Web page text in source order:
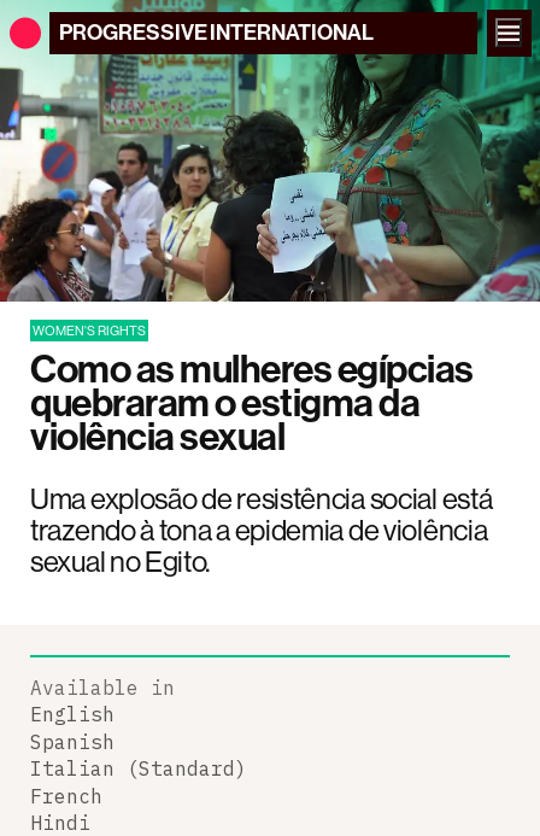
PROGRESSIVEINTERNATIONAL
WOMEN'S RIGHTS
Como as mulheres egípcias
quebraram o estigma da
violência sexual
Uma explosão de resistência social está
trazendo à tona a epidemia de violência
sexual no Egito.
Available in
English
Spanish
Italian (Standard)
French
Hindi